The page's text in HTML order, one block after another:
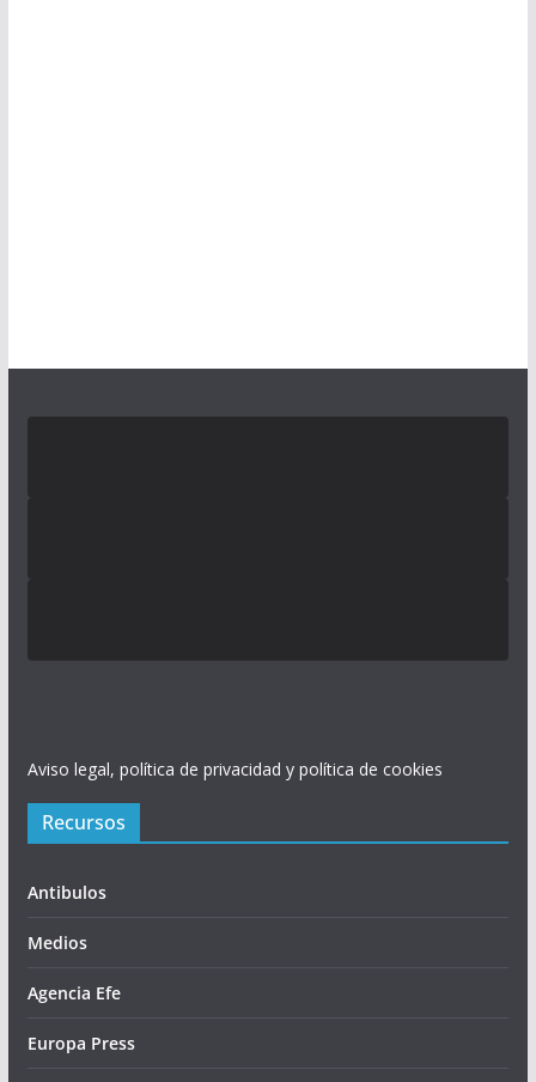
Aviso legal, política de privacidad y política de cookies
Recursos
Antibulos
Medios
Agencia Efe
Europa Press